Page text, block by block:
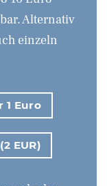
Alternativ
einzeln
1 Euro
EUR)